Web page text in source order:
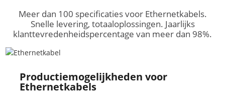
Meer dan 100 specificaties voor Ethernetkabels.
Snelle levering, totaaloplossingen. Jaarlijks
klanttevredenheidspercentage van meer dan 98%.
Productiemogelijkheden voor
Ethernetkabels